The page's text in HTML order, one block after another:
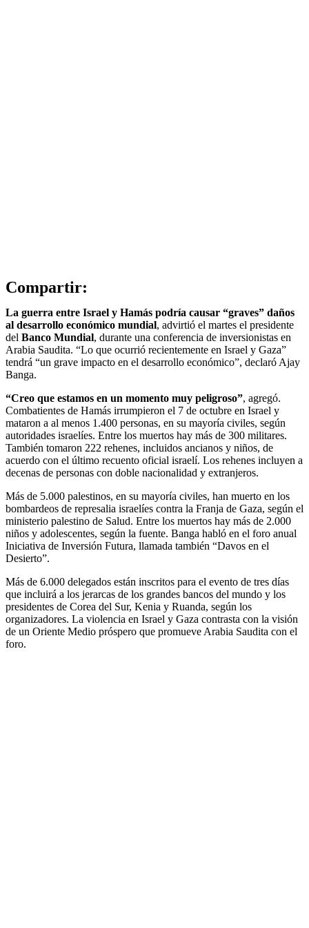
Compartir:
La guerra entre Israel y Hamás podría causar “graves” daños
al desarrollo económico mundial, advirtió el martes el presidente
del Banco Mundial, durante una conferencia de inversionistas en
Arabia Saudita. “Lo que ocurrió recientemente en Israel y Gaza”
tendrá “un grave impacto en el desarrollo económico”, declaró Ajay
Banga.
“Creo que estamos en un momento muy peligroso”, agregó.
Combatientes de Hamás irrumpieron el 7 de octubre en Israel y
mataron a al menos 1.400 personas, en su mayoría civiles, según
autoridades israelíes. Entre los muertos hay más de 300 militares.
También tomaron 222 rehenes, incluidos ancianos y niños, de
acuerdo con el último recuento oficial israelí. Los rehenes incluyen a
decenas de personas con doble nacionalidad y extranjeros.
Más de 5.000 palestinos, en su mayoría civiles, han muerto en los
bombardeos de represalia israelíes contra la Franja de Gaza, según el
ministerio palestino de Salud. Entre los muertos hay más de 2.000
niños y adolescentes, según la fuente. Banga habló en el foro anual
Iniciativa de Inversión Futura, llamada también “Davos en el
Desierto”.
Más de 6.000 delegados están inscritos para el evento de tres días
que incluirá a los jerarcas de los grandes bancos del mundo y los
presidentes de Corea del Sur, Kenia y Ruanda, según los
organizadores. La violencia en Israel y Gaza contrasta con la visión
de un Oriente Medio próspero que promueve Arabia Saudita con el
foro.